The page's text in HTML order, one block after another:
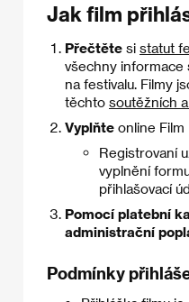
Jak film
Přečtěte si statut
všechny informace
na festivalu. Filmy
těchto soutěžních
Vyplňte online
Registrovaní
vyplnění
přihlašovací
Pomocí platební
administrační
Podmínky